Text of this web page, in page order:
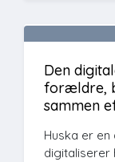
Den
forældre,
sammen
Huska er
digitaliserer